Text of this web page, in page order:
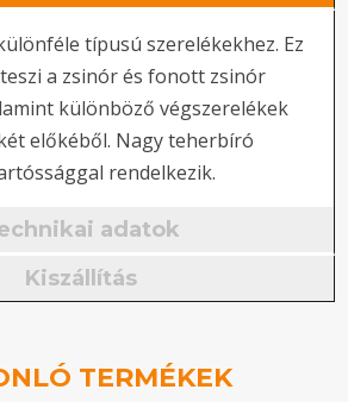
típusú szerelékekhez. Ez
a zsinór és fonott zsinór
különböző végszerelékek
előkéből. Nagy teherbíró
rendelkezik.
adatok
Kiszállítás
TERMÉKEK